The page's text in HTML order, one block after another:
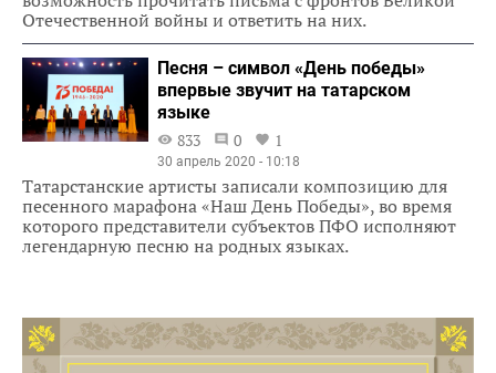
Отечественной войны и ответить на них.
Песня – символ «День победы»
впервые звучит на татарском
языке
833
0 1
30 апрель 2020 - 10:18
Татарстанские артисты записали композицию для
песенного марафона «Наш День Победы», во время
которого представители субъектов ПФО исполняют
легендарную песню на родных языках.